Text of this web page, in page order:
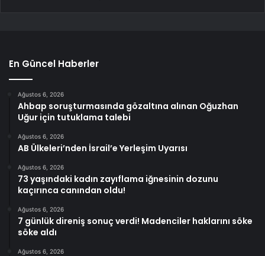
En Güncel Haberler
Ağustos 6, 2026
Ahbap soruşturmasında gözaltına alınan Oğuzhan
Uğur için tutuklama talebi
Ağustos 6, 2026
AB Ülkeleri’nden İsrail’e Yerleşim Uyarısı
Ağustos 6, 2026
73 yaşındaki kadın zayıflama iğnesinin dozunu
kaçırınca canından oldu!
Ağustos 6, 2026
7 günlük direniş sonuç verdi! Madenciler haklarını söke
söke aldı
Ağustos 6, 2026